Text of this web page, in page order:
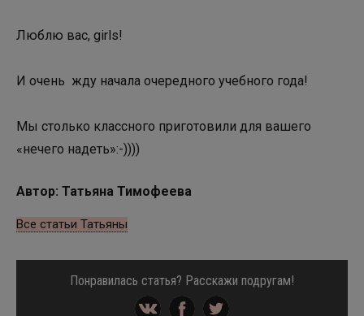
Люблю вас, girls!
И очень жду начала очередного учебного года!
Мы столько классного приготовили для вашего
«нечего надеть»:-))))
Автор: Татьяна Тимофеева
Все статьи Татьяны
Понравилась статья? Расскажи подругам!